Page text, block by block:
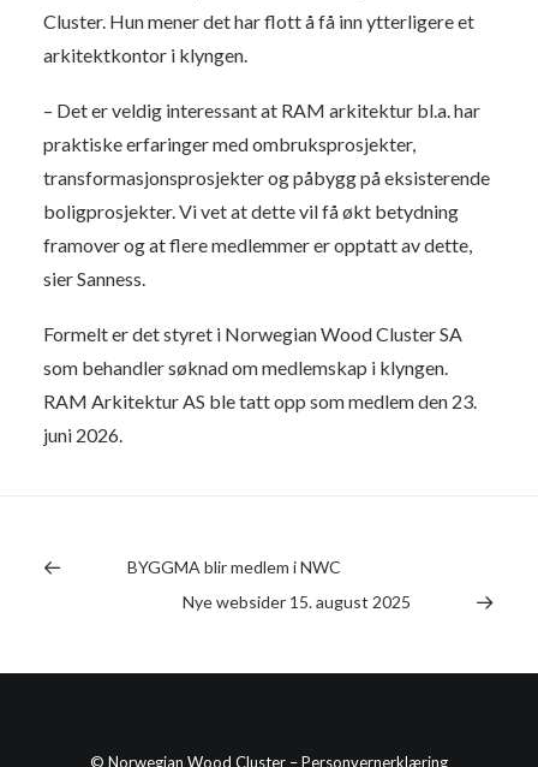
Cluster. Hun mener det har flott å få inn ytterligere et
arkitektkontor i klyngen.
– Det er veldig interessant at RAM arkitektur bl.a. har
praktiske erfaringer med ombruksprosjekter,
transformasjonsprosjekter og påbygg på eksisterende
boligprosjekter. Vi vet at dette vil få økt betydning
framover og at flere medlemmer er opptatt av dette,
sier Sanness.
Formelt er det styret i Norwegian Wood Cluster SA
som behandler søknad om medlemskap i klyngen.
RAM Arkitektur AS ble tatt opp som medlem den 23.
juni 2026.
BYGGMA blir medlem i NWC
Nye websider 15. august 2025
© Norwegian Wood Cluster –Personvernerklæring